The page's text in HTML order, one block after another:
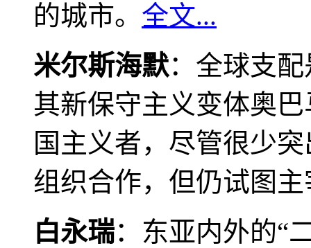
的城市。 全文...
米尔斯海默：全球支
其新保守主义变体奥
国主义者，尽管很少
组织合作，但仍试图
白永瑞：东亚内外的“